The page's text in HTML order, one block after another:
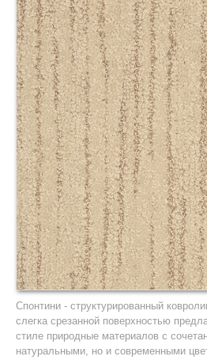
Гетерогенный
Гомогенный
Натуральный (мармолеум)
LVT Клеевая кварцвиниловая плитка
Специализированный
Антистатический
Токопроводящий
Акустический
Антискользящий
Сценический
Спортивный
В Отрез:
Бытовой
Полукоммерческий
Коммерческий
Спонтини - структурированный
слегка срезанной поверхностью
стиле природные материалов с
натуральными, но и современными